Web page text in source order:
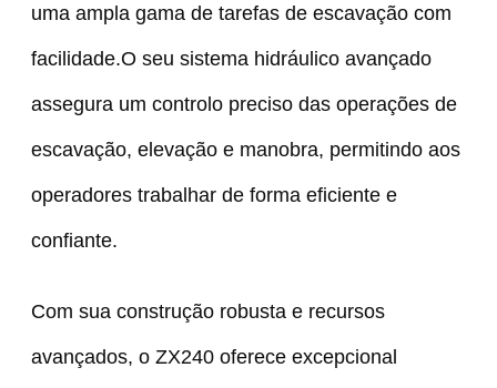
uma ampla gama de tarefas de escavação com
facilidade.O seu sistema hidráulico avançado
assegura um controlo preciso das operações de
escavação, elevação e manobra, permitindo aos
operadores trabalhar de forma eficiente e
confiante.
Com sua construção robusta e recursos
avançados, o ZX240 oferece excepcional